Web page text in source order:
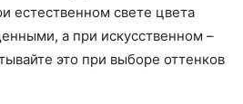
естественном свете цвета
а при искусственном –
это при выборе оттенков